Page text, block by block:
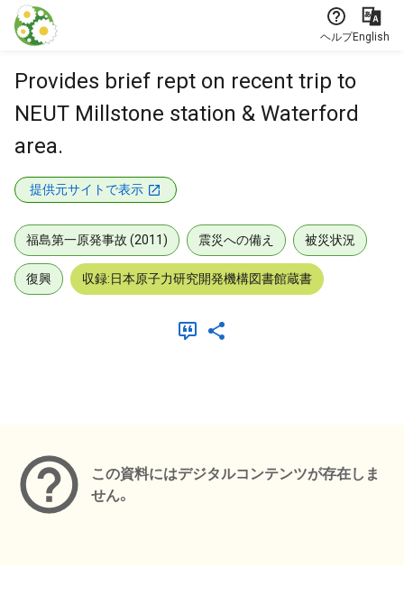
本文に飛ぶ
ヘルプEnglish
Provides brief rept on recent trip to
NEUT Millstone station & Waterford
area.
提供元サイトで表示
福島第一原発事故 (2011) 震災への備え 被災状況
復興 収録:日本原子力研究開発機構図書館蔵書
この資料にはデジタルコンテンツが存在しま
せん。